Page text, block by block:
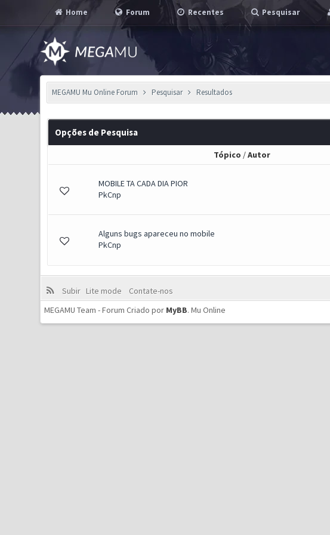
Home Forum Recentes Pesquisar
MEGAMU Mu Online Forum Pesquisar Resultados
Opções de Pesquisa
Tópico /Autor
MOBILE TA CADA DIA PIOR
PkCnp
Alguns bugs apareceu no mobile
PkCnp
Subir Lite mode
Contate-nos
MEGAMU Team - Forum Criado por MyBB.Mu Online